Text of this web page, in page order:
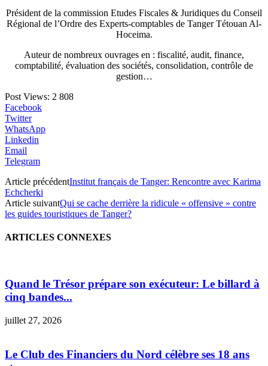
Président de la commission Etudes Fiscales & Juridiques du Conseil
Régional de l’Ordre des Experts-comptables de Tanger Tétouan Al-
Hoceima.
Auteur de nombreux ouvrages en : fiscalité, audit, finance,
comptabilité, évaluation des sociétés, consolidation, contrôle de
gestion…
Post Views: 2 808
Facebook
Twitter
WhatsApp
Linkedin
Email
Telegram
Article précédentInstitut français de Tanger: Rencontre avec Karima
Echcherki
Article suivantQui se cache derrière la ridicule « offensive » contre
les guides touristiques de Tanger?
ARTICLES CONNEXES
Quand le Trésor prépare son exécuteur: Le billard à
cinq bandes...
juillet 27, 2026
Le Club des Financiers du Nord célèbre ses 18 ans